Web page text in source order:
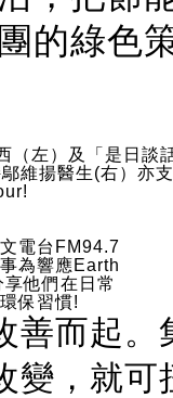
的綠色
（左）及「是日談
維揚醫生(右）亦
電台FM94.7
為響應Earth
他們在日常
保習慣!
善而起
變，就